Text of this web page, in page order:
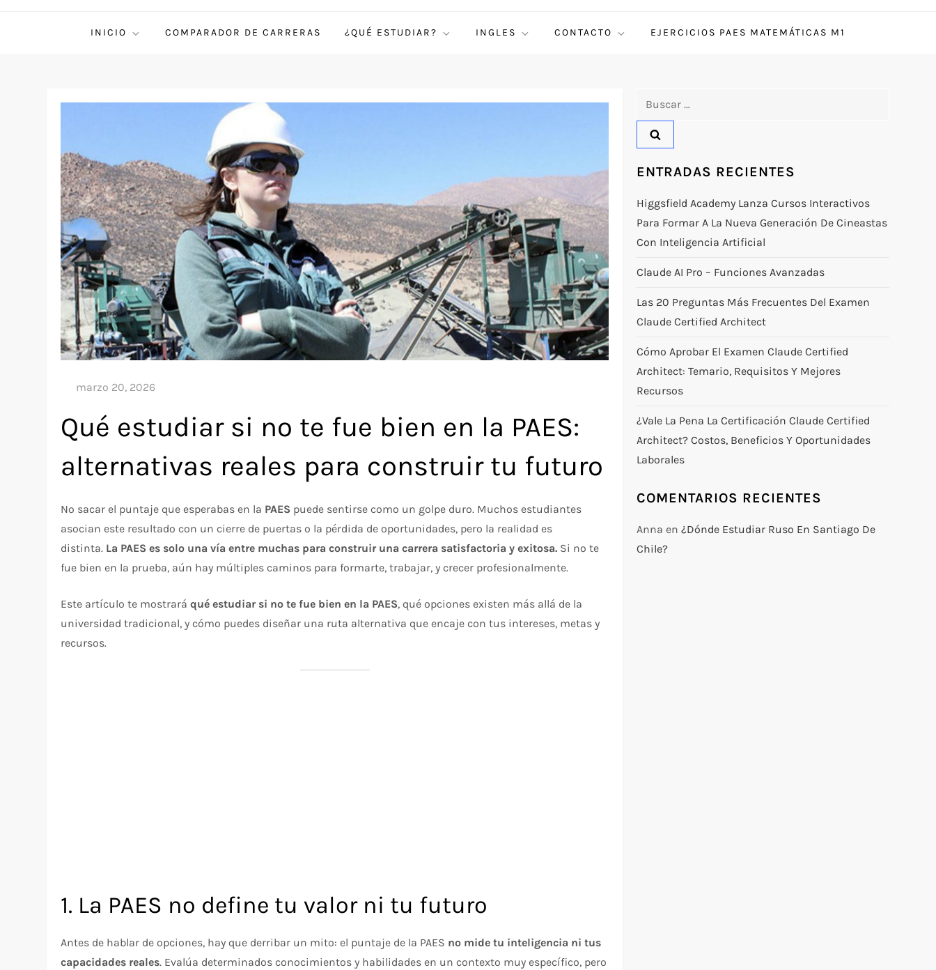
INICIO COMPARADOR DE CARRERAS ¿QUÉ ESTUDIAR? INGLES CONTACTO EJERCICIOS PAES MATEMÁTICAS M1
Qué estudiar si no te fue bien en la PAES:
alternativas reales para construir tu futuro
No sacar el puntaje que esperabas en la PAES puede sentirse como un golpe duro. Muchos estudiantes
asocian este resultado con un cierre de puertas o la pérdida de oportunidades, pero la realidad es
distinta. La PAES es solo una vía entre muchas para construir una carrera satisfactoria y exitosa. Si no te
fue bien en la prueba, aún hay múltiples caminos para formarte, trabajar, y crecer profesionalmente.
Este artículo te mostraráqué estudiar si no te fue bien en la PAES, qué opciones existen más allá de la
universidad tradicional, y cómo puedes diseñar una ruta alternativa que encaje con tus intereses, metas y
recursos.
1. La PAES no define tu valor ni tu futuro
Antes de hablar de opciones, hay que derribar un mito: el puntaje de la PAES no mide tu inteligencia ni tus
capacidades reales. Evalúa determinados conocimientos y habilidades en un contexto muy específico, pero
ENTRADAS RECIENTES
Higgsfield Academy Lanza Cursos Interactivos
Para Formar A La Nueva Generación De Cineastas
Con Inteligencia Artificial
Claude AI Pro – Funciones Avanzadas
Las 20 Preguntas Más Frecuentes Del Examen
Claude Certified Architect
Cómo Aprobar El Examen Claude Certified
Architect: Temario, Requisitos Y Mejores
Recursos
¿Vale La Pena La Certificación Claude Certified
Architect? Costos, Beneficios Y Oportunidades
Laborales
COMENTARIOS RECIENTES
Anna en ¿Dónde Estudiar Ruso En Santiago De
Chile?